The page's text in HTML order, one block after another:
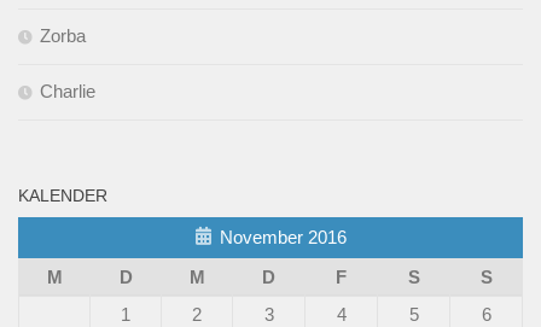
Zorba
Charlie
KALENDER
November 2016
M
D M D F S
S
1
2 3 4 5
6